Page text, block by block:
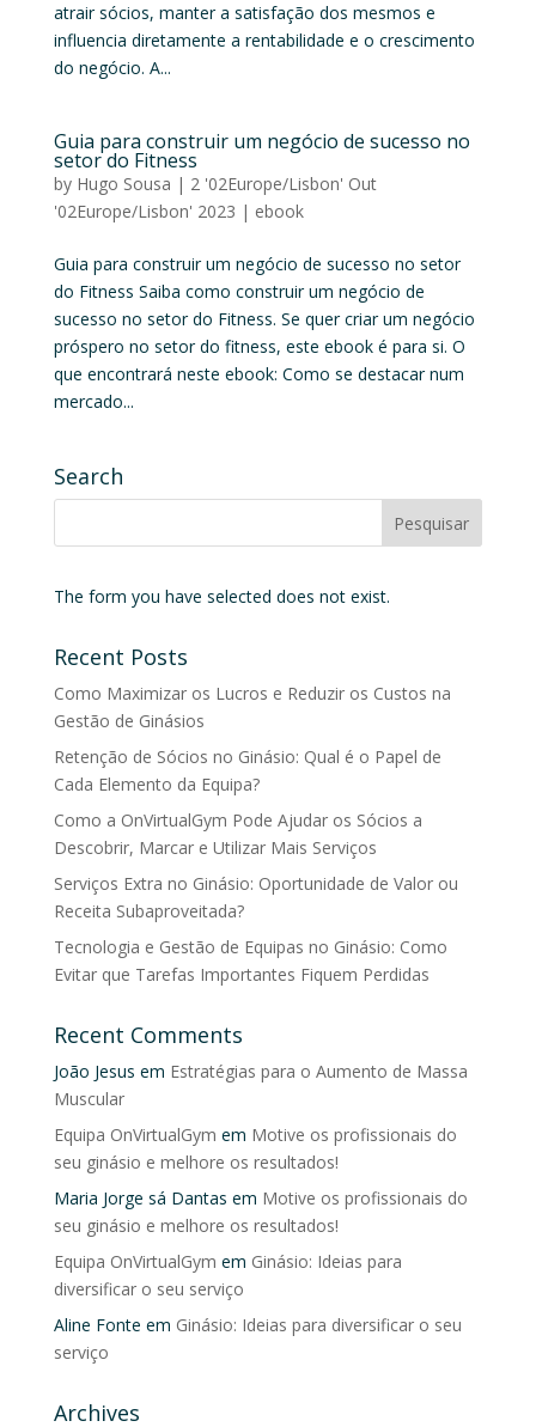
atrair sócios, manter a satisfação dos mesmos e
influencia diretamente a rentabilidade e o crescimento
do negócio. A...
Guia para construir um negócio de sucesso no
setor do Fitness
by Hugo Sousa | 2 '02Europe/Lisbon' Out
'02Europe/Lisbon' 2023 | ebook
Guia para construir um negócio de sucesso no setor
do Fitness Saiba como construir um negócio de
sucesso no setor do Fitness. Se quer criar um negócio
próspero no setor do fitness, este ebook é para si. O
que encontrará neste ebook: Como se destacar num
mercado...
Search
The form you have selected does not exist.
Recent Posts
Como Maximizar os Lucros e Reduzir os Custos na
Gestão de Ginásios
Retenção de Sócios no Ginásio: Qual é o Papel de
Cada Elemento da Equipa?
Como a OnVirtualGym Pode Ajudar os Sócios a
Descobrir, Marcar e Utilizar Mais Serviços
Serviços Extra no Ginásio: Oportunidade de Valor ou
Receita Subaproveitada?
Tecnologia e Gestão de Equipas no Ginásio: Como
Evitar que Tarefas Importantes Fiquem Perdidas
Recent Comments
João Jesus em Estratégias para o Aumento de Massa
Muscular
Equipa OnVirtualGym em Motive os profissionais do
seu ginásio e melhore os resultados!
Maria Jorge sá Dantas em Motive os profissionais do
seu ginásio e melhore os resultados!
Equipa OnVirtualGym em Ginásio: Ideias para
diversificar o seu serviço
Aline Fonte em Ginásio: Ideias para diversificar o seu
serviço
Archives